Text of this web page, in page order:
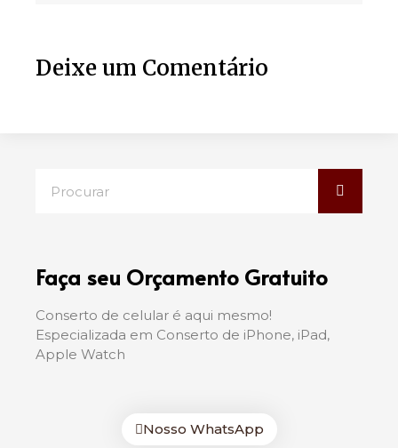
Deixe um Comentário
Faça seu Orçamento Gratuito
Conserto de celular é aqui mesmo!
Especializada em Conserto de iPhone, iPad,
Apple Watch
Nosso WhatsApp